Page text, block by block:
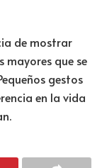
de mostrar
que se
gestos
en la vida